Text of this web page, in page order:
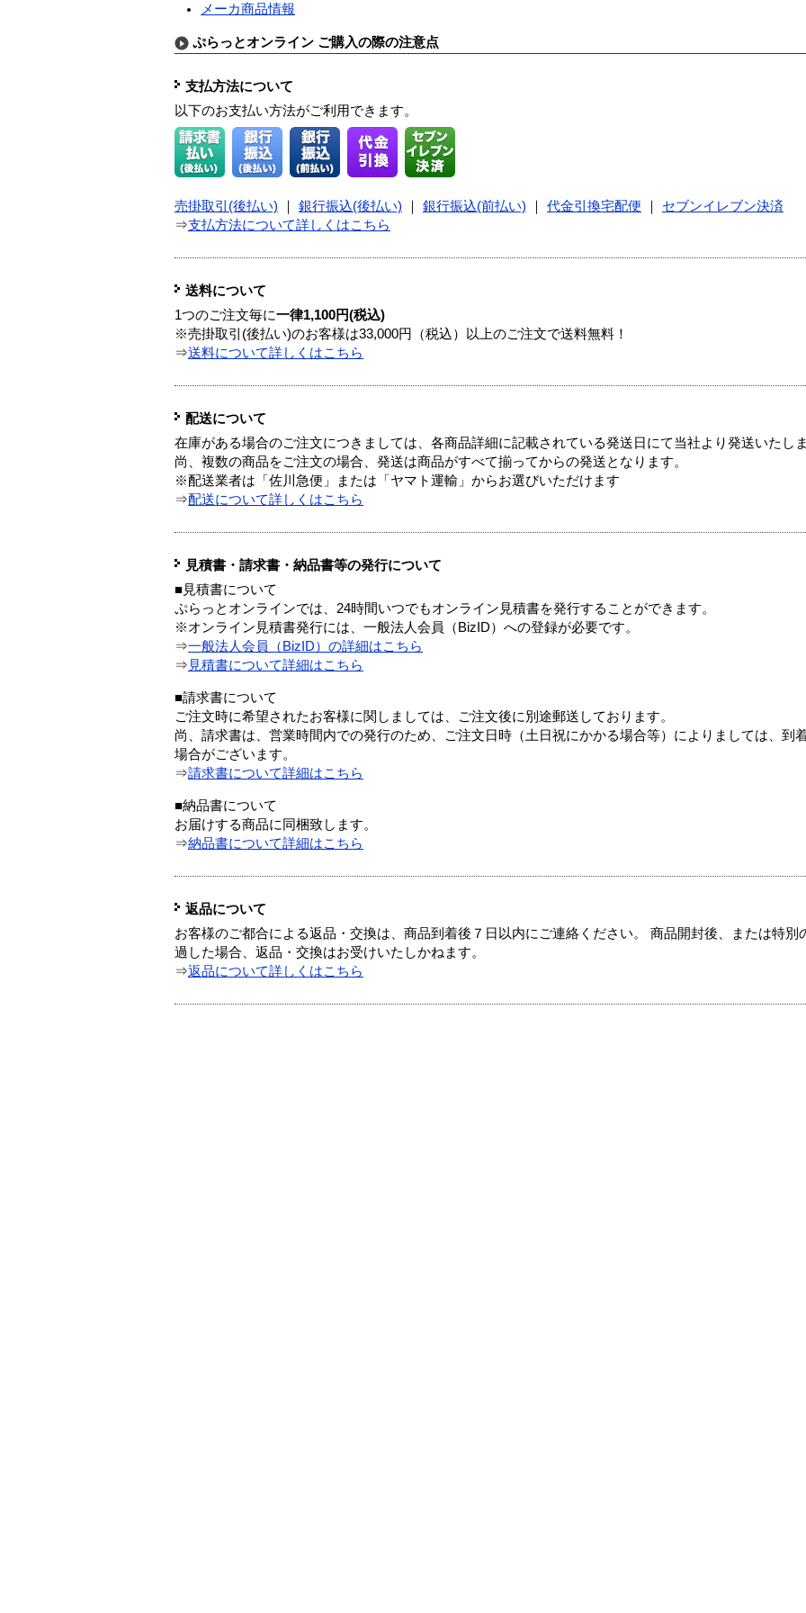
メーカ商品情報
ぷらっとオンライン ご購入の際の注意点
支払方法について
以下のお支払い方法がご利用できます。
売掛取引(後払い) 銀行振込(後払い) 銀行振込(前払い) 代金引換宅配便
セブンイレブン決済
⇒支払方法について詳しくはこちら
送料について
1つのご注文毎に一律1,100円(税込)
※売掛取引(後払い)のお客様は33,000円（税込）以上のご注文で送料無料！
⇒送料について詳しくはこちら
配送について
在庫がある場合のご注文につきましては、各商品詳細に記載されている発送日にて当社より発送いたし
尚、複数の商品をご注文の場合、発送は商品がすべて揃ってからの発送となります。
※配送業者は「佐川急便」または「ヤマト運輸」からお選びいただけます
⇒配送について詳しくはこちら
見積書・請求書・納品書等の発行について
■見積書について
ぷらっとオンラインでは、24時間いつでもオンライン見積書を発行することができます。
※オンライン見積書発行には、一般法人会員（BizID）への登録が必要です。
⇒一般法人会員（BizID）の詳細はこちら
⇒ 見積書について詳細はこちら
■請求書について
ご注文時に希望されたお客様に関しましては、ご注文後に別途郵送しております。
尚、請求書は、営業時間内での発行のため、ご注文日時（土日祝にかかる場合等）によりましては、到
場合がございます。
⇒請求書について詳細はこちら
■納品書について
お届けする商品に同梱致します。
⇒納品書について詳細はこちら
返品について
お客様のご都合による返品・交換は、商品到着後７日以内にご連絡ください。 商品開封後、または特別
過した場合、返品・交換はお受けいたしかねます。
⇒返品について詳しくはこちら